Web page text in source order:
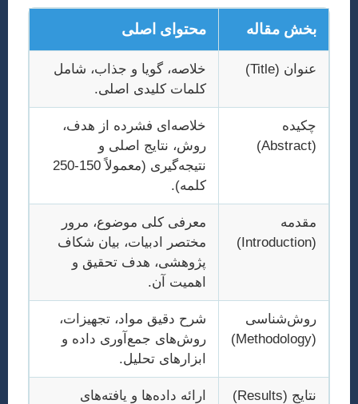
بخش مقاله محتوای اصلی
عنوان (Title)
خلاصه، گویا و جذاب، شامل
کلمات کلیدی اصلی.
چکیده
(Abstract)
خلاصه‌ای فشرده از هدف،
روش، نتایج اصلی و
نتیجه‌گیری (معمولاً 150-250
کلمه).
مقدمه
(Introduction)
معرفی کلی موضوع، مرور
مختصر ادبیات، بیان شکاف
پژوهشی، هدف تحقیق و
اهمیت آن.
روش‌شناسی
(Methodology)
شرح دقیق مواد، تجهیزات،
روش‌های جمع‌آوری داده و
ابزارهای تحلیل.
نتایج (Results)
ارائه داده‌ها و یافته‌های